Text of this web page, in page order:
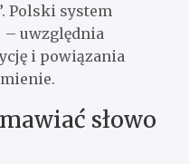
Polski system
– uwzględnia
i powiązania
słowo